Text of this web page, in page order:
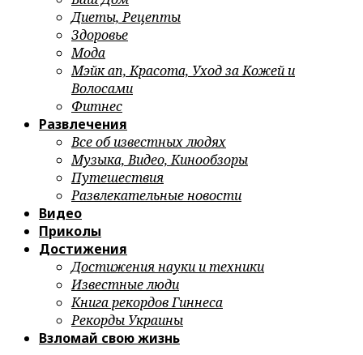
Диеты, Рецепты
Здоровье
Мода
Мэйк ап, Красота, Уход за Кожей и
Волосами
Фитнес
Развлечения
Все об известных людях
Музыка, Видео, Кинообзоры
Путешествия
Развлекательные новости
Видео
Приколы
Достижения
Достижения науки и техники
Известные люди
Книга рекордов Гиннеса
Рекорды Украины
Взломай свою жизнь